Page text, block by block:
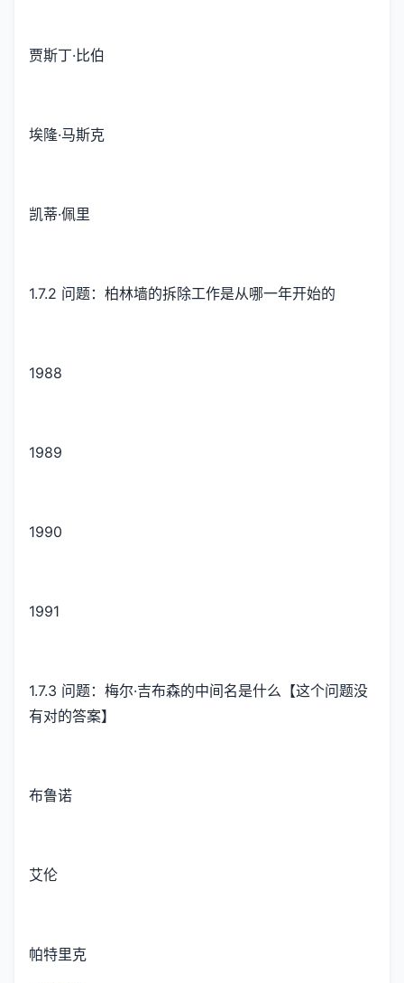
贾斯丁·比伯
埃隆·马斯克
凯蒂·佩里
1.7.2 问题：柏林墙的拆除工作是从哪一年开始的
1988
1989
1990
1991
1.7.3 问题：梅尔·吉布森的中间名是什么【这个问题没
有对的答案】
布鲁诺
艾伦
帕特里克